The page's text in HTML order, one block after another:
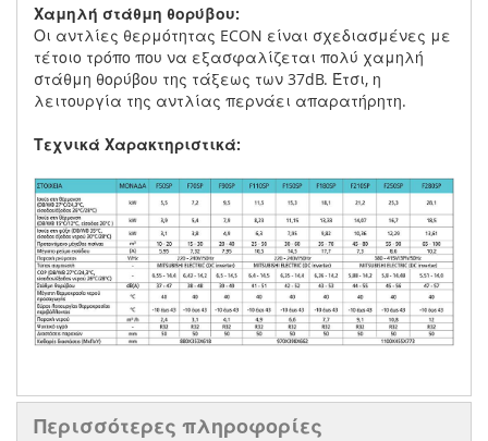
Χαμηλή στάθμη θορύβου:
Οι αντλίες θερμότητας ECON είναι σχεδιασμένες με
τέτοιο τρόπο που να εξασφαλίζεται πολύ χαμηλή
στάθμη θορύβου της τάξεως των 37dB. Έτσι, η
λειτουργία της αντλίας περνάει απαρατήρητη.
Τεχνικά Χαρακτηριστικά:
Περισσότερες πληροφορίες